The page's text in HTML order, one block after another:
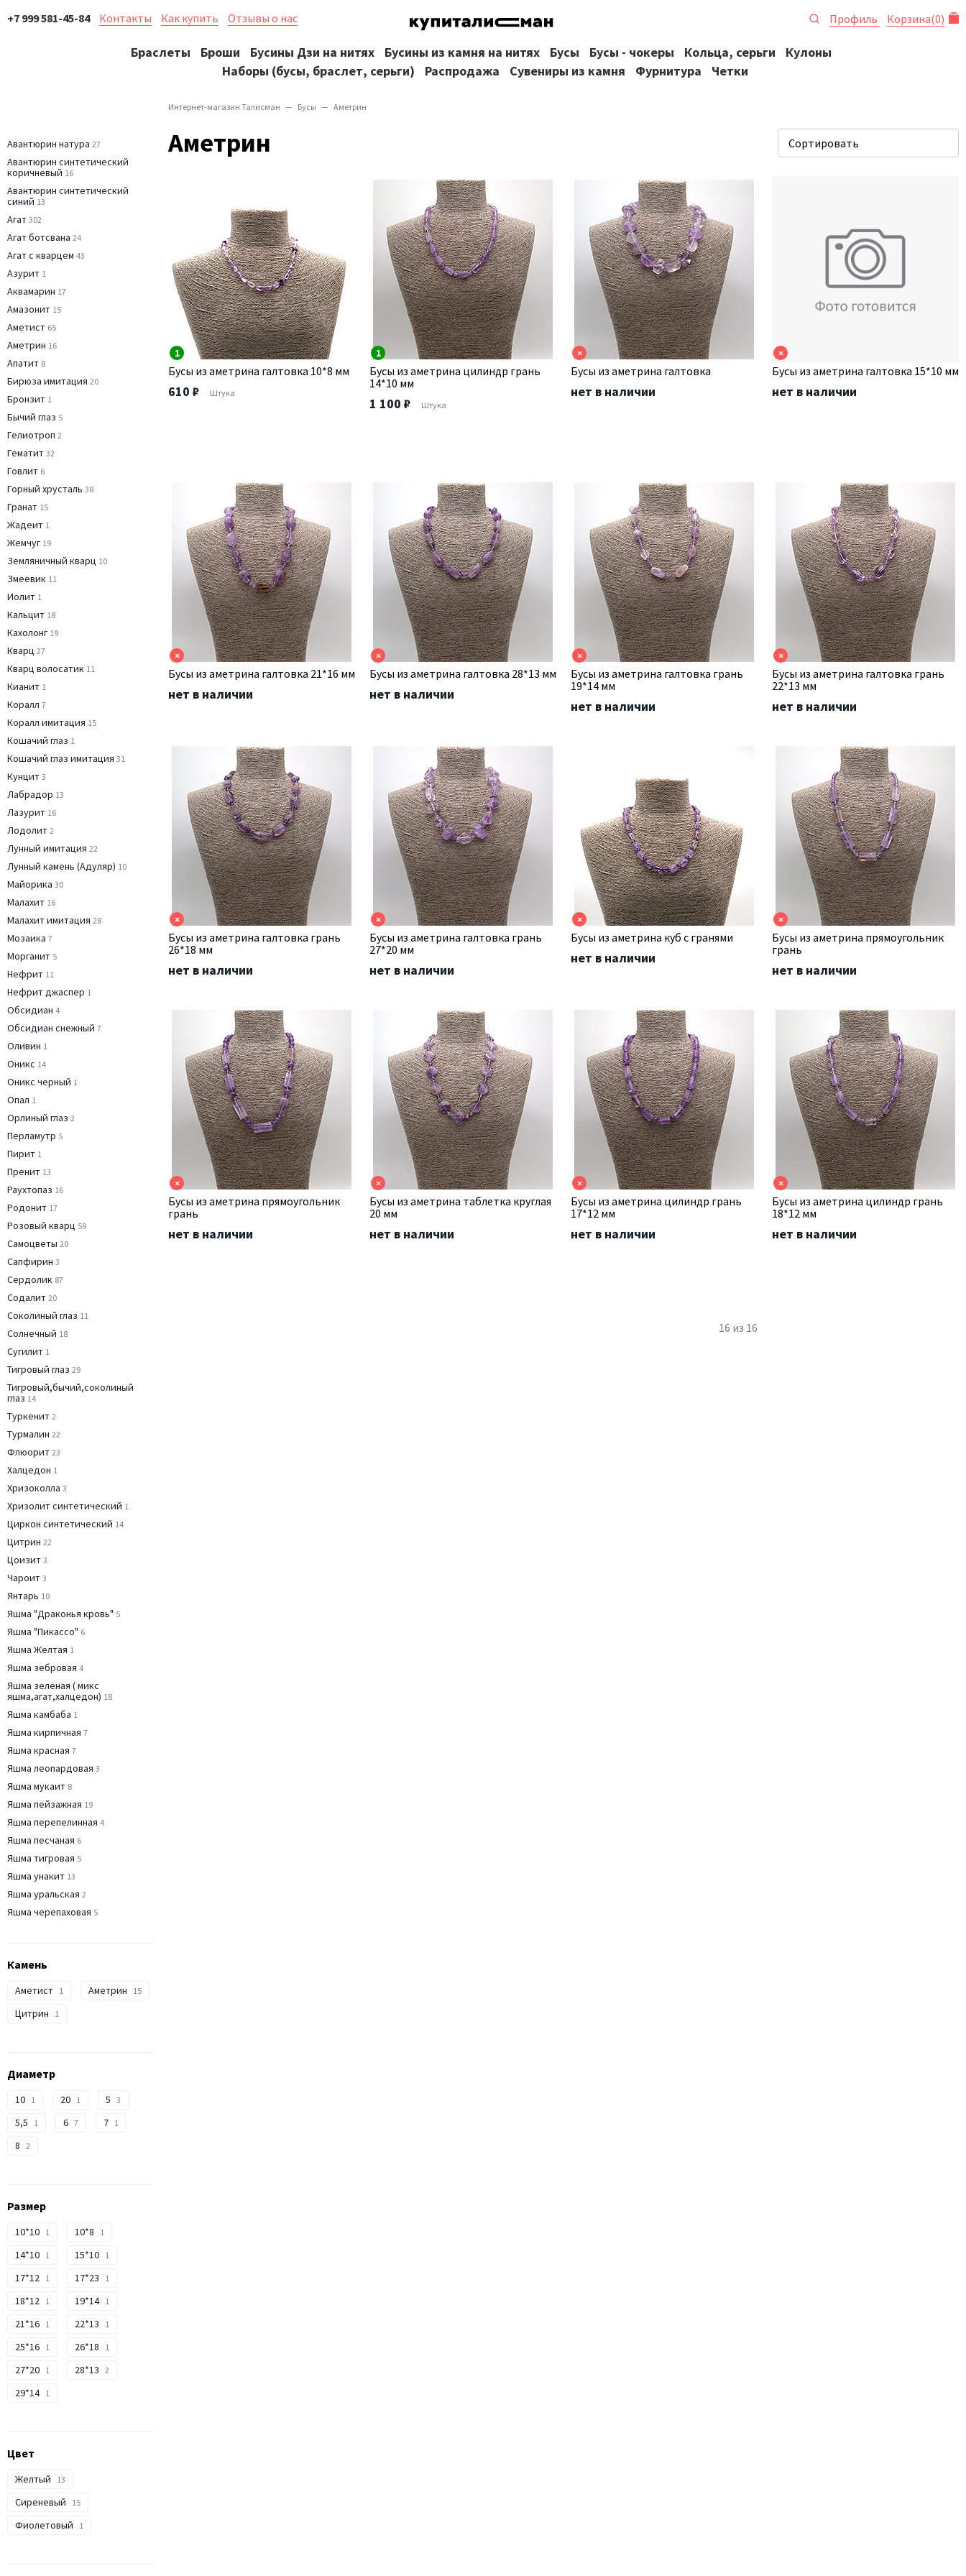
+7 999 581-45-84 Контакты Как купить Отзывы о нас Профиль Корзина(0)
Браслеты Броши Бусины Дзи на нитях Бусины из камня на нитях Бусы Бусы - чокеры Кольца, серьги
Кулоны
Наборы (бусы, браслет, серьги)
Распродажа Сувениры из камня Фурнитура Четки
Интернет-магазин Талисман Бусы Аметрин
Авантюрин натура 27
Авантюрин синтетический
коричневый 16
Авантюрин синтетический
синий 13
Агат 302
Агат ботсвана 24
Агат с кварцем 43
Азурит 1
Аквамарин 17
Амазонит 15
Аметист 65
Аметрин 16
Апатит 8
Бирюза имитация 20
Бронзит 1
Бычий глаз 5
Гелиотроп 2
Гематит 32
Говлит 6
Горный хрусталь 38
Гранат 15
Жадеит 1
Жемчуг 19
Земляничный кварц 10
Змеевик 11
Иолит 1
Кальцит 18
Кахолонг 19
Кварц 27
Кварц волосатик 11
Кианит 1
Коралл 7
Коралл имитация 15
Кошачий глаз 1
Кошачий глаз имитация 31
Кунцит 3
Лабрадор 13
Лазурит 16
Лодолит 2
Лунный имитация 22
Лунный камень (Адуляр) 10
Майорика 30
Малахит 16
Малахит имитация 28
Мозаика 7
Морганит 5
Нефрит 11
Нефрит джаспер 1
Обсидиан 4
Обсидиан снежный 7
Оливин 1
Оникс 14
Оникс черный 1
Опал 1
Орлиный глаз 2
Перламутр 5
Пирит 1
Пренит 13
Раухтопаз 16
Родонит 17
Розовый кварц 59
Самоцветы 20
Сапфирин 3
Сердолик 87
Содалит 20
Соколиный глаз 11
Солнечный 18
Сугилит 1
Тигровый глаз 29
Тигровый,бычий,соколиный
глаз 14
Туркенит 2
Турмалин 22
Флюорит 23
Халцедон 1
Хризоколла 3
Хризолит синтетический 1
Циркон синтетический 14
Цитрин 22
Цоизит 3
Чароит 3
Янтарь 10
Яшма "Драконья кровь" 5
Яшма "Пикассо" 6
Яшма Желтая 1
Яшма зебровая 4
Яшма зеленая ( микс
яшма,агат,халцедон) 18
Яшма камбаба 1
Яшма кирпичная 7
Яшма красная 7
Яшма леопардовая 3
Яшма мукаит 8
Яшма пейзажная 19
Яшма перепелинная 4
Яшма песчаная 6
Яшма тигровая 5
Яшма унакит 13
Яшма уральская 2
Яшма черепаховая 5
Камень
Аметист 1 Аметрин 15
Цитрин 1
Диаметр
10 1 20 1 5 3
5,5 1 6 7 7 1
8 2
Размер
10*10 1 10*8 1
14*10 1 15*10 1
17*12 1 17*23 1
18*12 1 19*14 1
21*16 1 22*13 1
25*16 1 26*18 1
27*20 1 28*13 2
29*14 1
Цвет
Желтый 13
Сиреневый 15
Фиолетовый 1
Аметрин
1
Бусы из аметрина галтовка 10*8 мм
610 ₽ Штука
1
Бусы из аметрина цилиндр грань
14*10 мм
1 100 ₽ Штука
×
Бусы из аметрина галтовка
нет в наличии
×
Бусы из аметрина галтовка 15*10 мм
нет в наличии
×
Бусы из аметрина галтовка 21*16 мм
нет в наличии
×
Бусы из аметрина галтовка 28*13 мм
нет в наличии
×
Бусы из аметрина галтовка грань
19*14 мм
нет в наличии
×
Бусы из аметрина галтовка грань
22*13 мм
нет в наличии
×
Бусы из аметрина галтовка грань
26*18 мм
нет в наличии
×
Бусы из аметрина галтовка грань
27*20 мм
нет в наличии
×
Бусы из аметрина куб с гранями
нет в наличии
×
Бусы из аметрина прямоугольник
грань
нет в наличии
×
Бусы из аметрина прямоугольник
грань
нет в наличии
×
Бусы из аметрина таблетка круглая
20 мм
нет в наличии
×
Бусы из аметрина цилиндр грань
17*12 мм
нет в наличии
×
Бусы из аметрина цилиндр грань
18*12 мм
нет в наличии
16 из 16